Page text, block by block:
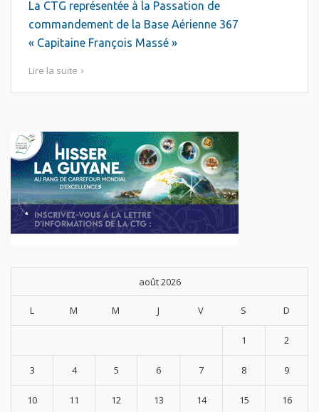
La CTG représentée à la Passation de
commandement de la Base Aérienne 367
« Capitaine François Massé »
Lire la suite
août 2026
L M M J V S D
1 2
3 4 5 6 7 8 9
10 11 12 13 14 15 16